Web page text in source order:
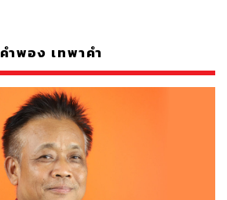
คำพอง เทพาคำ